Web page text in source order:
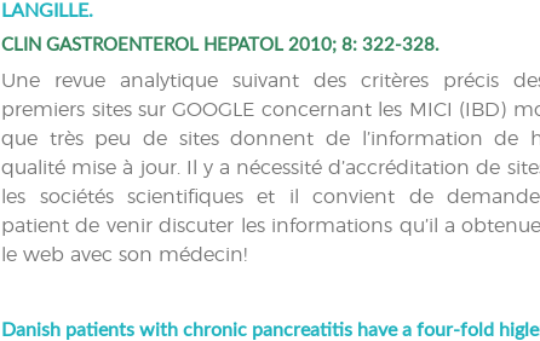
LANGILLE.
CLIN GASTROENTEROL HEPATOL 2010; 8: 322-328.
Une revue analytique suivant des critères précis
premiers sites sur GOOGLE concernant les MICI (IBD)
que très peu de sites donnent de l’information de
qualité mise à jour. Il y a nécessité d’accréditation de
les sociétés scientifiques et il convient de
patient de venir discuter les informations qu’il a
le web avec son médecin!
Danish patients with chronic pancreatitis have a four-fold